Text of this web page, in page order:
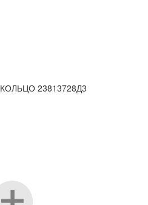
КОЛЬЦО 23813728Д3